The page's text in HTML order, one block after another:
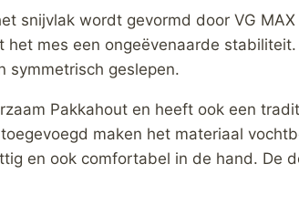
snijvlak wordt gevormd door VG
mes een ongeëvenaarde
symmetrisch geslepen.
Pakkahout en heeft ook een
maken het materiaal
en ook comfortabel in de hand. De